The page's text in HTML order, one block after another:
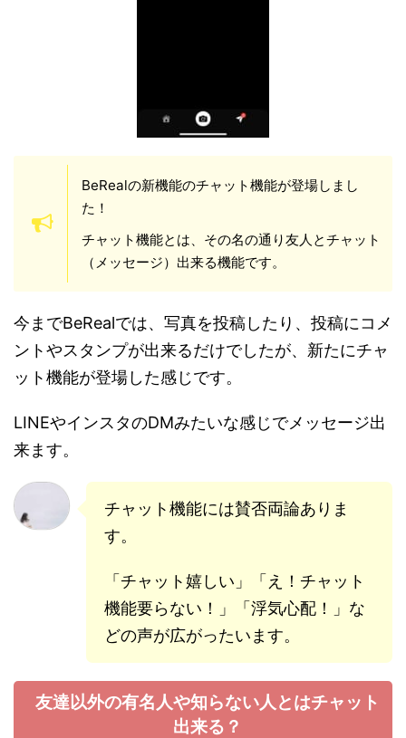
BeRealの新機能のチャット機能が登場しまし
た！
チャット機能とは、その名の通り友人とチャット
（メッセージ）出来る機能です。
今までBeRealでは、写真を投稿したり、投稿にコメ
ントやスタンプが出来るだけでしたが、新たにチャ
ット機能が登場した感じです。
LINEやインスタのDMみたいな感じでメッセージ出
来ます。
チャット機能には賛否両論ありま
す。
「チャット嬉しい」「え！チャット
機能要らない！」「浮気心配！」な
どの声が広がったいます。
友達以外の有名人や知らない人とはチャット
出来る？